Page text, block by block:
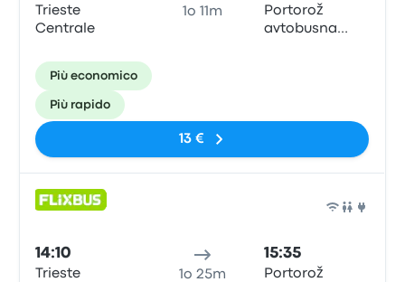
Trieste
Centrale
1o 11m
Portorož
avtobusna
Più economico
Più rapido
13 €
14:10
Trieste
1o 25m
15:35
Portorož